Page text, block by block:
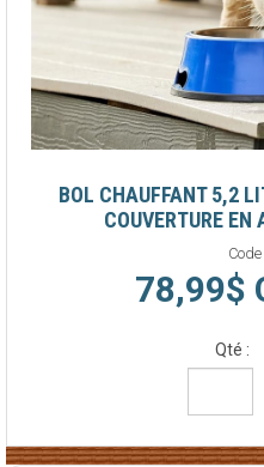
BOL CHAUFFANT 5,2
COUVERTURE
Code
78,99$
Qté :